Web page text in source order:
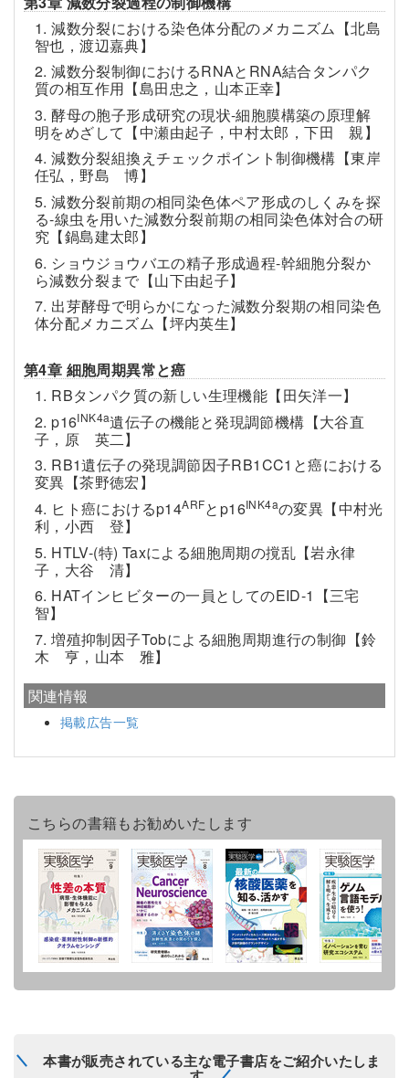
1. 減数分裂における染色体分配のメカニズム【北島
智也，渡辺嘉典】
2. 減数分裂制御におけるRNAとRNA結合タンパク
質の相互作用【島田忠之，山本正幸】
3. 酵母の胞子形成研究の現状-細胞膜構築の原理解
明をめざして【中瀬由起子，中村太郎，下田 親】
4. 減数分裂組換えチェックポイント制御機構【東岸
任弘，野島 博】
5. 減数分裂前期の相同染色体ペア形成のしくみを探
る-線虫を用いた減数分裂前期の相同染色体対合の研
究【鍋島建太郎】
6. ショウジョウバエの精子形成過程-幹細胞分裂か
ら減数分裂まで【山下由起子】
7. 出芽酵母で明らかになった減数分裂期の相同染色
体分配メカニズム【坪内英生】
第4章 細胞周期異常と癌
1. RBタンパク質の新しい生理機能【田矢洋一】
2. p16INK4a遺伝子の機能と発現調節機構【大谷直
子，原 英二】
3. RB1遺伝子の発現調節因子RB1CC1と癌における
変異【茶野徳宏】
4. ヒト癌におけるp14ARFとp16INK4aの変異【中村光
利，小西 登】
5. HTLV-(特) Taxによる細胞周期の撹乱【岩永律
子，大谷 清】
6. HATインヒビターの一員としてのEID-1【三宅
智】
7. 増殖抑制因子Tobによる細胞周期進行の制御【鈴
木 亨，山本 雅】
関連情報
掲載広告一覧
こちらの書籍もお勧めいたします
本書が販売されている主な電子書店をご紹介いたしま